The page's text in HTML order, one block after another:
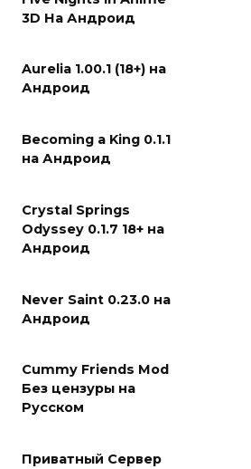
3D На Андроид
Aurelia 1.00.1 (18+) на
Андроид
Becoming a King 0.1.1
на Андроид
Crystal Springs
Odyssey 0.1.7 18+ на
Андроид
Never Saint 0.23.0 на
Андроид
Cummy Friends Mod
Без цензуры на
Русском
Приватный Сервер